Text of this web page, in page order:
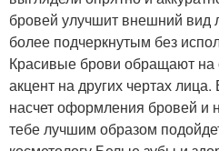
бровей улучшит внешний вид
более подчеркнутым без
Красивые брови обращают на
акцент на других чертах
насчет оформления бровей и
тебе лучшим образом